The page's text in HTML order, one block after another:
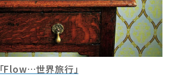
「Flow…世界旅行」